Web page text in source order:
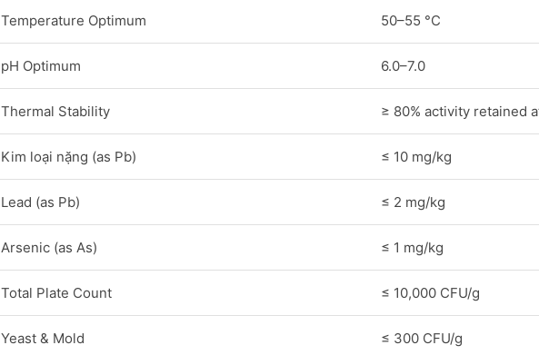
Temperature Optimum 50–55 °C
pH Optimum 6.0–7.0
Thermal Stability ≥ 80% activity retained
Kim loại nặng (as Pb) ≤ 10 mg/kg
Lead (as Pb) ≤ 2 mg/kg
Arsenic (as As) ≤ 1 mg/kg
Total Plate Count ≤ 10,000 CFU/g
Yeast & Mold ≤ 300 CFU/g